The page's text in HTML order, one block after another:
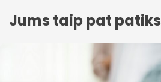
Jums taip pat patiks